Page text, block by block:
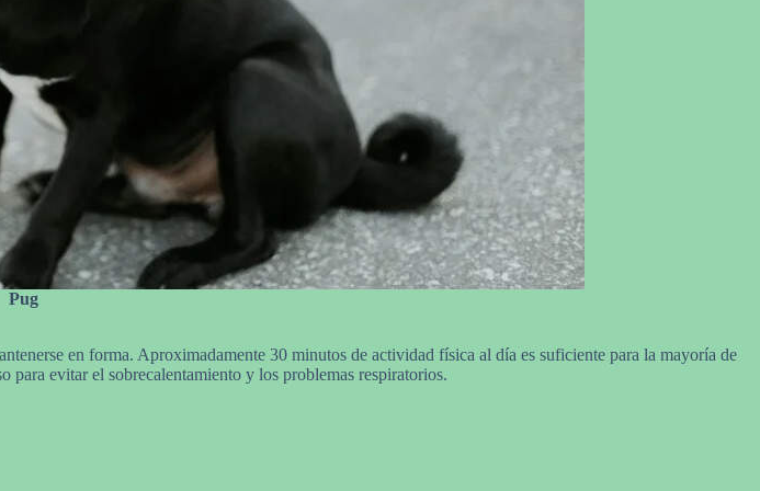
Pug
en forma. Aproximadamente 30 minutos de actividad física al día es suficiente para la mayoría de
para evitar el sobrecalentamiento y los problemas respiratorios.